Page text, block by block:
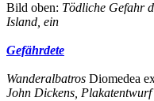
Bild oben: Tödliche Gefahr
Island, ein
Gefährdete
Wanderalbatros Diomedea
John Dickens,